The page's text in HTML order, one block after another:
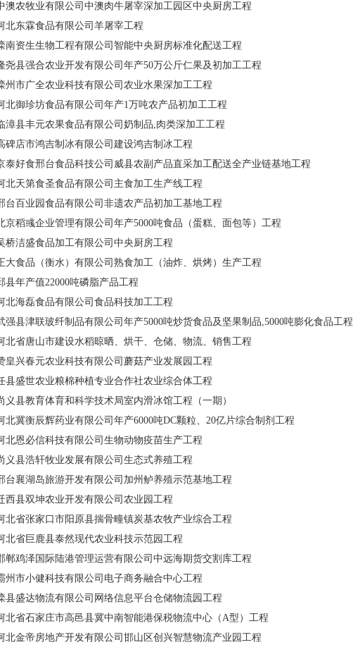
澳农牧业有限公司中澳肉牛屠宰深加工园区中央厨房工程
北东霖食品有限公司羊屠宰工程
南资生生物工程有限公司智能中央厨房标准化配送工程
尧县强合农业开发有限公司年产50万公斤仁果及初加工工程
州市广全农业科技有限公司农业水果深加工工程
北御珍坊食品有限公司年产1万吨农产品初加工工程
漳县丰元农果食品有限公司奶制品,肉类深加工工程
碑店市鸿吉制冰有限公司建设鸿吉制冰工程
泰好食邢台食品科技公司威县农副产品直采加工配送全产业链基地工程
北天第食圣食品有限公司主食加工生产线工程
台百业园食品有限公司非遗农产品初加工基地工程
京稻彧企业管理有限公司年产5000吨食品（蛋糕、面包等）工程
桥洁盛食品加工有限公司中央厨房工程
大食品（衡水）有限公司熟食加工（油炸、烘烤）生产工程
县年产值22000吨磷脂产品工程
北海磊食品有限公司食品科技加工工程
强县津联玻纤制品有限公司年产5000吨炒货食品及坚果制品,5000吨膨化食品工程
北省唐山市建设水稻晾晒、烘干、仓储、物流、销售工程
皇兴春元农业科技有限公司蘑菇产业发展园工程
县盛世农业粮棉种植专业合作社农业综合体工程
义县教育体育和科学技术局室内滑冰馆工程（一期）
北冀衡辰辉药业有限公司年产6000吨DC颗粒、20亿片综合制剂工程
北恩必信科技有限公司生物动物疫苗生产工程
义县浩轩牧业发展有限公司生态式养殖工程
台襄湖岛旅游开发有限公司加州鲈养殖示范基地工程
西县双坤农业开发有限公司农业园工程
北省张家口市阳原县揣骨疃镇炭基农牧产业综合工程
北省巨鹿县泰然现代农业科技示范园工程
郸鸡泽国际陆港管理运营有限公司中远海期货交割库工程
州市小健科技有限公司电子商务融合中心工程
县盛达物流有限公司网络信息平台仓储物流园工程
北省石家庄市高邑县冀中南智能港保税物流中心（A型）工程
北金帝房地产开发有限公司邯山区创兴智慧物流产业园工程